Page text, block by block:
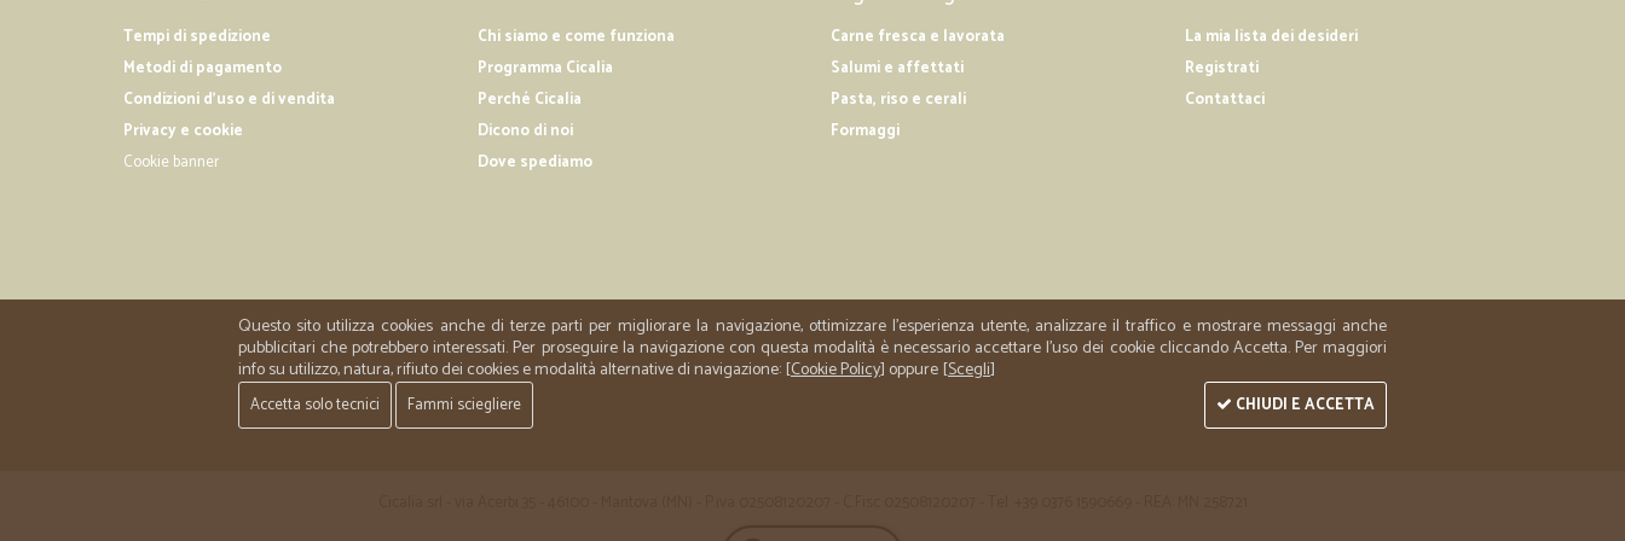
Consegna nei tempi previsti
Consegna nei tempi previsti
puntualità nella consegna.
Tempi di spedizione
Metodi di pagamento
Condizioni d'uso e di vendita
Privacy e cookie
Cookie banner
Chi siamo e come funziona
Programma Cicalia
Perché Cicalia
Dicono di noi
Dove spediamo
Carne fresca e lavorata
Salumi e affettati
Pasta, riso e cerali
Formaggi
La mia lista dei desideri
Registrati
Contattaci
Questo sito utilizza cookies anche di terze parti per migliorare la navigazione, ottimizzare l'esperienza utente, analizzare il traffico e mostrare messaggi anche
pubblicitari che potrebbero interessati. Per proseguire la navigazione con questa modalità è necessario accettare l'uso dei cookie cliccando Accetta. Per maggiori
info su utilizzo, natura, rifiuto dei cookies e modalità alternative di navigazione: [Cookie Policy] oppure [Scegli]
Accetta solo tecnici Fammi sciegliere CHIUDI E ACCETTA